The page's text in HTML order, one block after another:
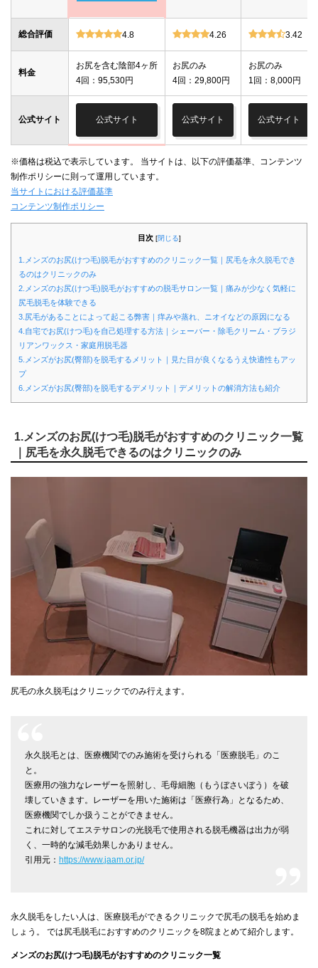
総合評価 4.8 4.26 3.42
料金
お尻を含む陰部4ヶ所
4回：95,530円
お尻のみ
4回：29,800円
お尻のみ
1回：8,000円
公式サイト 公式サイト 公式サイト 公式サイト
※価格は税込で表示しています。 当サイトは、以下の評価基準、コンテンツ
制作ポリシーに則って運用しています。
当サイトにおける評価基準
コンテンツ制作ポリシー
目次 [閉じる]
1.メンズのお尻(けつ毛)脱毛がおすすめのクリニック一覧｜尻毛を永久脱毛でき
るのはクリニックのみ
2.メンズのお尻(けつ毛)脱毛がおすすめの脱毛サロン一覧｜痛みが少なく気軽に
尻毛脱毛を体験できる
3.尻毛があることによって起こる弊害｜痒みや蒸れ、ニオイなどの原因になる
4.自宅でお尻(けつ毛)を自己処理する方法｜シェーバー・除毛クリーム・ブラジ
リアンワックス・家庭用脱毛器
5.メンズがお尻(臀部)を脱毛するメリット｜見た目が良くなるうえ快適性もアッ
プ
6.メンズがお尻(臀部)を脱毛するデメリット｜デメリットの解消方法も紹介
1.メンズのお尻(けつ毛)脱毛がおすすめのクリニック一覧
｜尻毛を永久脱毛できるのはクリニックのみ
尻毛の永久脱毛はクリニックでのみ行えます。
永久脱毛とは、医療機関でのみ施術を受けられる「医療脱毛」のこ
と。
医療用の強力なレーザーを照射し、毛母細胞（もうぼさいぼう）を破
壊していきます。レーザーを用いた施術は「医療行為」となるため、
医療機関でしか扱うことができません。
これに対してエステサロンの光脱毛で使用される脱毛機器は出力が弱
く、一時的な減毛効果しかありません。
引用元： https://www.jaam.or.jp/
永久脱毛をしたい人は、医療脱毛ができるクリニックで尻毛の脱毛を始めま
しょう。 では尻毛脱毛におすすめのクリニックを8院まとめて紹介します。
メンズのお尻(けつ毛)脱毛がおすすめのクリニック一覧